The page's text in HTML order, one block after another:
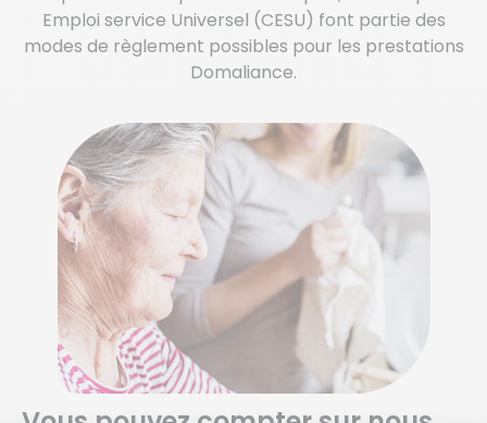
Emploi service Universel (CESU) font partie des
modes de règlement possibles pour les prestations
Domaliance.